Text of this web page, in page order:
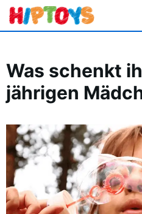
Zum
Inhalt
Was schenkt
jährigen